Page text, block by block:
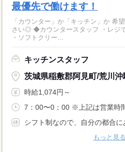
最優先で働けます！
「カウンター」か「キッチン」か 希
さい◎ ◆カウンタースタッフ ・レジでの接客、注文 ・ドリンク作り
・ソフトクリー...
キッチンスタッフ
茨城県稲敷郡阿見町/荒川沖
時給1,074円～
7：00〜0：00 ※上記は営業時
シフト制なので、自分の都合に
もっと見る